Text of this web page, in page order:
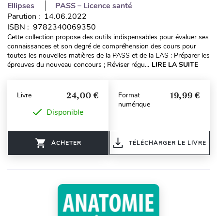
Ellipses
PASS – Licence santé
Parution : 14.06.2022
ISBN : 9782340069350
Cette collection propose des outils indispensables pour évaluer ses
connaissances et son degré de compréhension des cours pour
toutes les nouvelles matières de la PASS et de la LAS : Préparer les
épreuves du nouveau concours ; Réviser régu... LIRE LA SUITE
Livre 24,00 €
Disponible
ACHETER
Format
numérique
19,99 €
TÉLÉCHARGER LE LIVRE